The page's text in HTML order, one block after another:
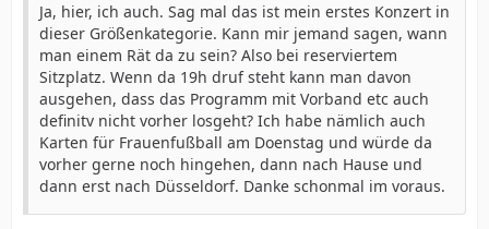
Ja, hier, ich auch. Sag mal das ist mein erstes Konzert in
dieser Größenkategorie. Kann mir jemand sagen, wann
man einem Rät da zu sein? Also bei reserviertem
Sitzplatz. Wenn da 19h druf steht kann man davon
ausgehen, dass das Programm mit Vorband etc auch
definitv nicht vorher losgeht? Ich habe nämlich auch
Karten für Frauenfußball am Doenstag und würde da
vorher gerne noch hingehen, dann nach Hause und
dann erst nach Düsseldorf. Danke schonmal im voraus.